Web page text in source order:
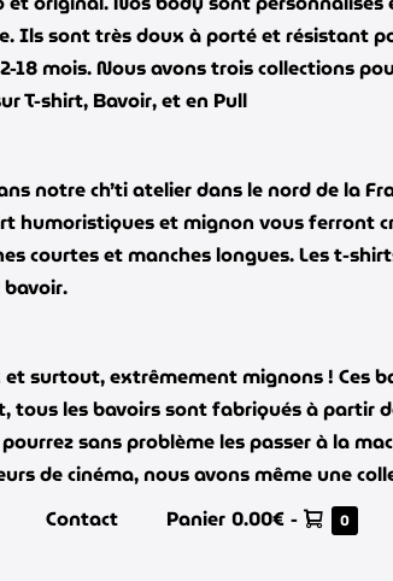
Ils sont très doux à porté et résistant
18 mois. Nous avons trois collections
T-shirt, Bavoir, et en Pull
notre ch’ti atelier dans le nord de la
humoristiques et mignon vous ferront
courtes et manches longues. Les t-
bavoir.
surtout, extrêmement mignons ! Ces
les bavoirs sont fabriqués à partir
sans problème les passer à la
de cinéma, nous avons même une
Contact
Panier
Panier 0.00€ - 0